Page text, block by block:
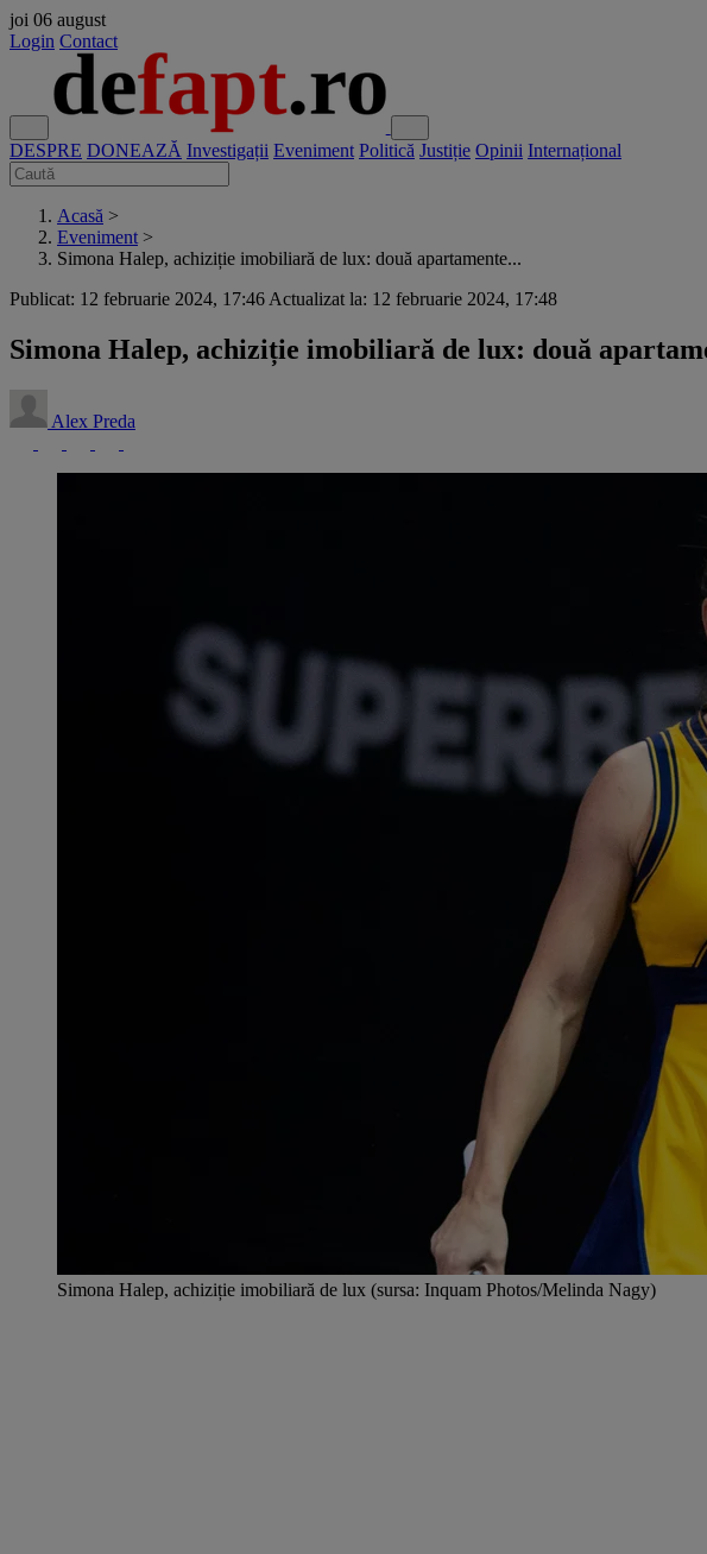
joi 06 august
Login Contact
DESPRE DONEAZĂ Investigații Eveniment Politică Justiție Opinii Internațional
Acasă >
Eveniment >
Simona Halep, achiziție imobiliară de lux: două apartamente...
Publicat: 12 februarie 2024, 17:46 Actualizat la: 12 februarie 2024, 17:48
Simona Halep, achiziție imobiliară de lux: două
Alex Preda
Simona Halep, achiziție imobiliară de lux (sursa: Inquam Photos/Melinda Nagy)